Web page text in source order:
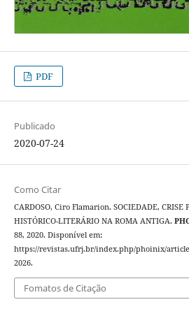
PDF
Publicado
2020-07-24
Como Citar
CARDOSO, Ciro Flamarion. SOCIEDADE, CRISE
HISTÓRICO-LITERÁRIO NA ROMA ANTIGA.
88, 2020. Disponível em:
https://revistas.ufrj.br/index.php/phoinix/article/
2026.
Fomatos de Citação